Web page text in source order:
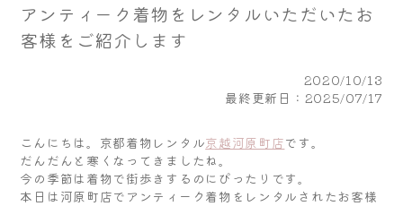
アンティーク着物をレンタルいただいたお
客様をご紹介します
2020/10/13
最終更新日：2025/07/17
こんにちは。京都着物レンタル京越河原町店です。
だんだんと寒くなってきましたね。
今の季節は着物で街歩きするのにぴったりです。
本日は河原町店でアンティーク着物をレンタルされたお客様